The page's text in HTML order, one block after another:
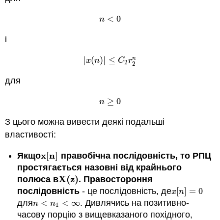
n < 0
n <0
і
|x(n) ≤ C2rn
2
|x(n) ≤C 2r2n
для
n ≥ 0
n ≥0
З цього можна вивести деякі подальші
властивості:
Якщоx[n]
x[ n]
правобічна послідовність, то РПЦ
простягається назовні від крайнього
полюса вX(z)
X(z) . Правостороння
послідовність - це послідовність, деx[n] = 0
x[ n] =0
дляn < n1 < ∞
n<n 1< ∞
. Дивлячись на позитивно-
часову порцію з вищевказаного похідного,